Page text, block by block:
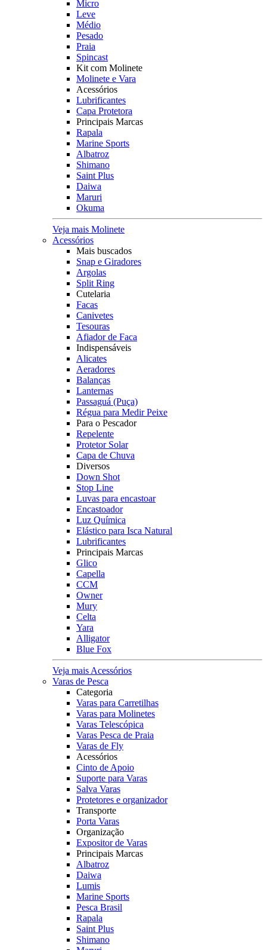
Micro
Leve
Médio
Pesado
Praia
Spincast
Kit com Molinete
Molinete e Vara
Acessórios
Lubrificantes
Capa Protetora
Principais Marcas
Rapala
Marine Sports
Albatroz
Shimano
Saint Plus
Daiwa
Maruri
Okuma
Veja mais Molinete
Acessórios
Mais buscados
Snap e Giradores
Argolas
Split Ring
Cutelaria
Facas
Canivetes
Tesouras
Afiador de Faca
Indispensáveis
Alicates
Aeradores
Balanças
Lanternas
Passaguá (Puça)
Régua para Medir Peixe
Para o Pescador
Repelente
Protetor Solar
Capa de Chuva
Diversos
Down Shot
Stop Line
Luvas para encastoar
Encastoador
Luz Química
Elástico para Isca Natural
Lubrificantes
Principais Marcas
Glico
Capella
CCM
Owner
Mury
Celta
Yara
Alligator
Blue Fox
Veja mais Acessórios
Varas de Pesca
Categoria
Varas para Carretilhas
Varas para Molinetes
Varas Telescópica
Varas Pesca de Praia
Varas de Fly
Acessórios
Cinto de Apoio
Suporte para Varas
Salva Varas
Protetores e organizador
Transporte
Porta Varas
Organização
Expositor de Varas
Principais Marcas
Albatroz
Daiwa
Lumis
Marine Sports
Pesca Brasil
Rapala
Saint Plus
Shimano